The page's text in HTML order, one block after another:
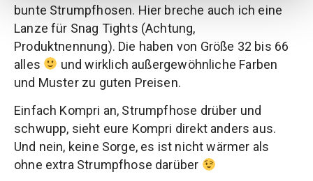
bunte Strumpfhosen. Hier breche auch ich eine
Lanze für Snag Tights (Achtung,
Produktnennung). Die haben von Größe 32 bis 66
alles
und wirklich außergewöhnliche Farben
und Muster zu guten Preisen.
Einfach Kompri an, Strumpfhose drüber und
schwupp, sieht eure Kompri direkt anders aus.
Und nein, keine Sorge, es ist nicht wärmer als
ohne extra Strumpfhose darüber